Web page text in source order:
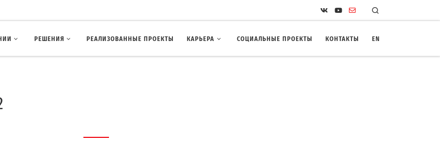
РЕШЕНИЯ РЕАЛИЗОВАННЫЕ ПРОЕКТЫ КАРЬЕРА СОЦИАЛЬНЫЕ ПРОЕКТЫ КОНТАКТЫ EN